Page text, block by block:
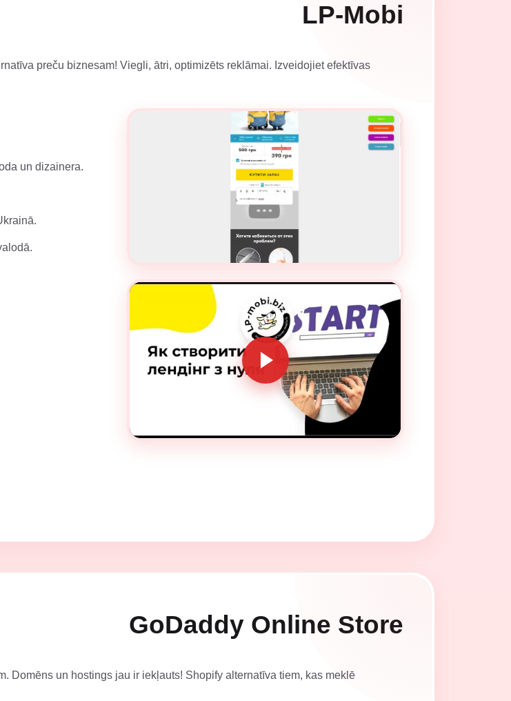
LP-Mobi
preču biznesam! Viegli, ātri, optimizēts reklāmai. Izveidojiet efektīvas
un dizainera.
GoDaddy Online Store
Domēns un hostings jau ir iekļauts! Shopify alternatīva tiem, kas meklē